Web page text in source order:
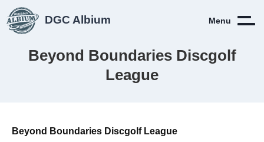
DGC Albium Menu
Beyond Boundaries Discgolf
League
Beyond Boundaries Discgolf League